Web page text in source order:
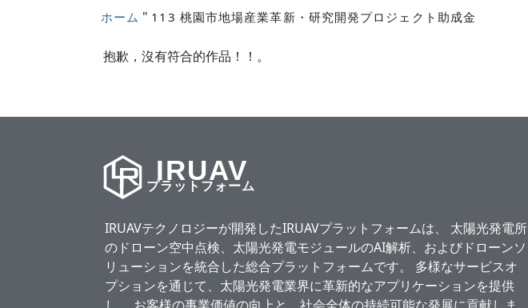
ホーム " 113 桃園市地場産業革新・研究開発プロジェクト助成金
抱歉，沒有符合的作品！！。
IRUAV
プラットフォーム
IRUAVテクノロジーが開発したIRUAVプラットフォームは、 太陽光発電所
のドローン空中点検、太陽光発電モジュールのAI解析、およびドローンソ
リューションを統合した総合プラットフォームです。 多様なサービスオ
プションを通じて、太陽光発電業界に革新的なアプリケーションを提供